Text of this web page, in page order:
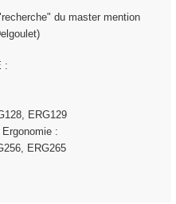
du master mention
:
ERG129
:
ERG265